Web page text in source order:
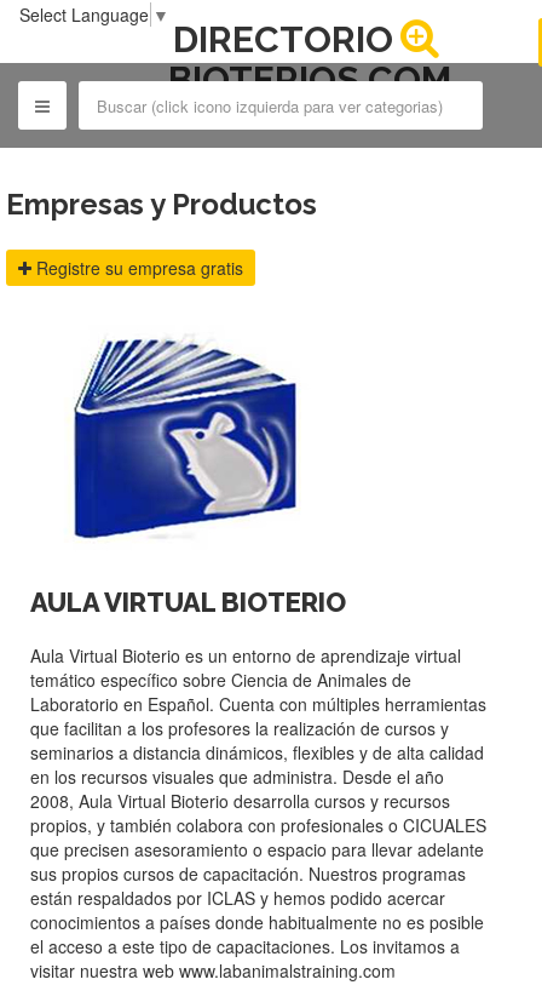
Select Language ▼
DIRECTORIO
BIOTERIOS.COM
Empresas y Productos
Registre su empresa gratis
AULA VIRTUAL BIOTERIO
Aula Virtual Bioterio es un entorno de aprendizaje virtual
temático específico sobre Ciencia de Animales de
Laboratorio en Español. Cuenta con múltiples herramientas
que facilitan a los profesores la realización de cursos y
seminarios a distancia dinámicos, flexibles y de alta calidad
en los recursos visuales que administra. Desde el año
2008, Aula Virtual Bioterio desarrolla cursos y recursos
propios, y también colabora con profesionales o CICUALES
que precisen asesoramiento o espacio para llevar adelante
sus propios cursos de capacitación. Nuestros programas
están respaldados por ICLAS y hemos podido acercar
conocimientos a países donde habitualmente no es posible
el acceso a este tipo de capacitaciones. Los invitamos a
visitar nuestra web www.labanimalstraining.com